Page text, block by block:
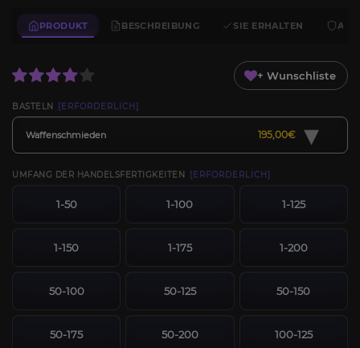
PRODUKT BESCHREIBUNG SIE ERHALTEN
+ Wunschliste
BASTELN [ERFORDERLICH]
Waffenschmieden 195,00€ ▾
UMFANG DER HANDELSFERTIGKEITEN [ERFORDERLICH]
1-50 1-100 1-125
1-150 1-175 1-200
50-100 50-125 50-150
50-175 50-200 100-125